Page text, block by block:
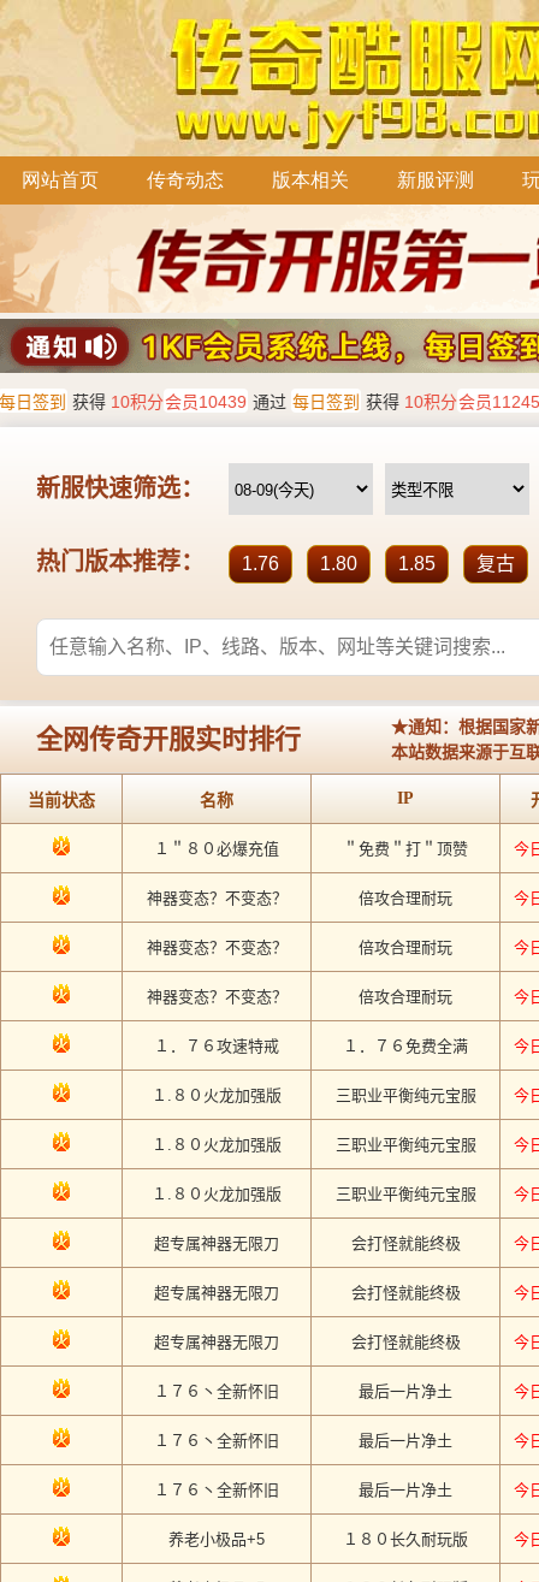
网站首页 传奇动态 版本相关 新服评测